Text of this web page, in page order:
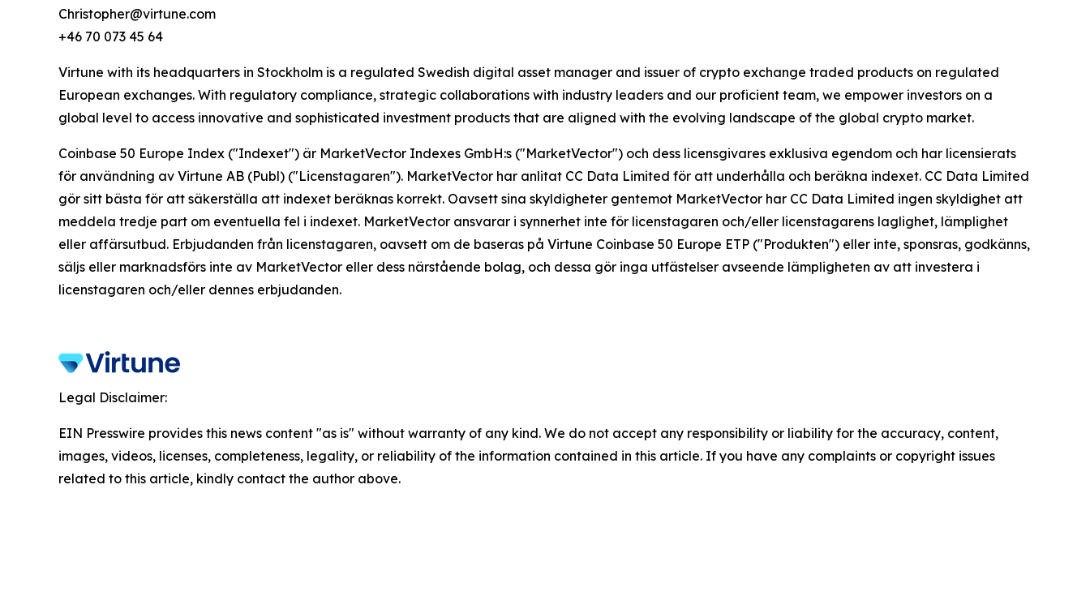
Christopher@virtune.com
+46 70 073 45 64
Virtune with its headquarters in Stockholm is a regulated Swedish digital asset manager and issuer of crypto exchange traded products on regulated
European exchanges. With regulatory compliance, strategic collaborations with industry leaders and our proficient team, we empower investors on a
global level to access innovative and sophisticated investment products that are aligned with the evolving landscape of the global crypto market.
Coinbase 50 Europe Index ("Indexet") är MarketVector Indexes GmbH:s ("MarketVector") och dess licensgivares exklusiva egendom och har licensierats
för användning av Virtune AB (Publ) ("Licenstagaren"). MarketVector har anlitat CC Data Limited för att underhålla och beräkna indexet. CC Data Limited
gör sitt bästa för att säkerställa att indexet beräknas korrekt. Oavsett sina skyldigheter gentemot MarketVector har CC Data Limited ingen skyldighet att
meddela tredje part om eventuella fel i indexet. MarketVector ansvarar i synnerhet inte för licenstagaren och/eller licenstagarens laglighet, lämplighet
eller affärsutbud. Erbjudanden från licenstagaren, oavsett om de baseras på Virtune Coinbase 50 Europe ETP ("Produkten") eller inte, sponsras, godkänns,
säljs eller marknadsförs inte av MarketVector eller dess närstående bolag, och dessa gör inga utfästelser avseende lämpligheten av att investera i
licenstagaren och/eller dennes erbjudanden.
Legal Disclaimer:
EIN Presswire provides this news content "as is" without warranty of any kind. We do not accept any responsibility or liability for the accuracy, content,
images, videos, licenses, completeness, legality, or reliability of the information contained in this article. If you have any complaints or copyright issues
related to this article, kindly contact the author above.